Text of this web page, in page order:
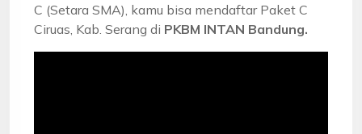
C (Setara SMA), kamu bisa mendaftar Paket C
Ciruas, Kab. Serang di PKBM INTAN Bandung.